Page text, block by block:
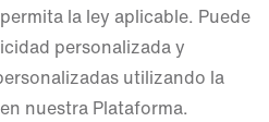
la ley aplicable. Puede
personalizada y
utilizando la
nuestra Plataforma.